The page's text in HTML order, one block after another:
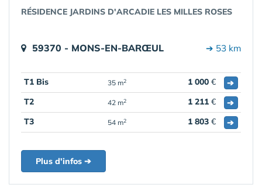
RÉSIDENCE JARDINS D'ARCADIE LES MILLES ROSES
59370 - MONS-EN-BARŒUL ➔ 53 km
T1 Bis 35 m2 1 000 €
➔
T2
42 m2 1 211 €
➔
T3
54 m2 1 803 € ➔
Plus d'infos ➔